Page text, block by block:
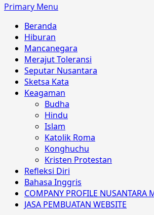
Primary Menu
Beranda
Hiburan
Mancanegara
Merajut Toleransi
Seputar Nusantara
Sketsa Kata
Keagaman
Budha
Hindu
Islam
Katolik Roma
Konghuchu
Kristen Protestan
Refleksi Diri
Bahasa Inggris
COMPANY PROFILE NUSANTARA
JASA PEMBUATAN WEBSITE